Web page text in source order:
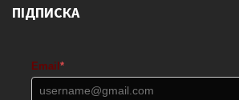
ПІДПИСКА
Email *